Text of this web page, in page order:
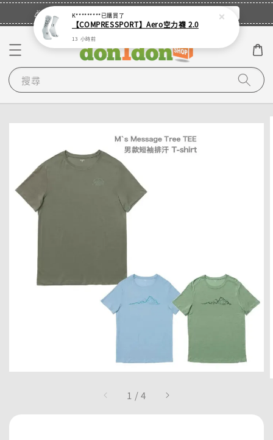
🎉登入會員・領取您的專屬折扣券！ 立即登入
搜尋
1 /4
K*********已購買了
【COMPRESSPORT】Aero空力襪 2.0
13 小時前